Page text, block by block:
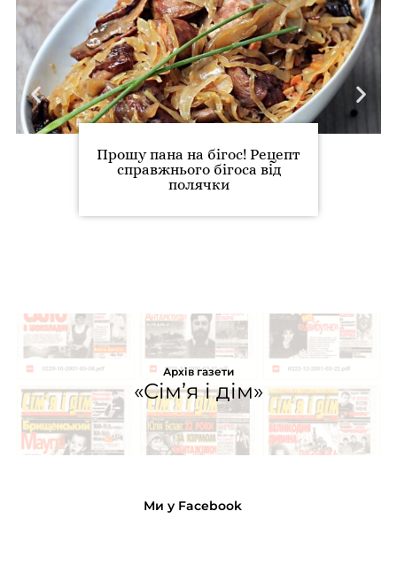
Прошу пана на бігос! Рецепт
справжнього бігоса від
полячки
Архів газети
«Сім’я і дім»
Ми у Facebook